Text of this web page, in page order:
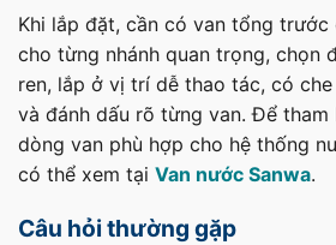
Khi lắp đặt, cần có van tổng trước
cho từng nhánh quan trọng, chọn
ren, lắp ở vị trí dễ thao tác, có
và đánh dấu rõ từng van. Để tham
dòng van phù hợp cho hệ thống
có thể xem tại Van nước Sanwa.
Câu hỏi thường gặp